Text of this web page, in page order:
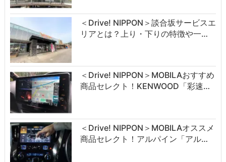
＜Drive! NIPPON＞談合坂サービスエ
リアとは？上り・下りの特徴や一…
＜Drive! NIPPON＞MOBILAおすすめ
商品セレクト！KENWOOD「彩速…
＜Drive! NIPPON＞MOBILAオススメ
商品セレクト！アルパイン「アル…